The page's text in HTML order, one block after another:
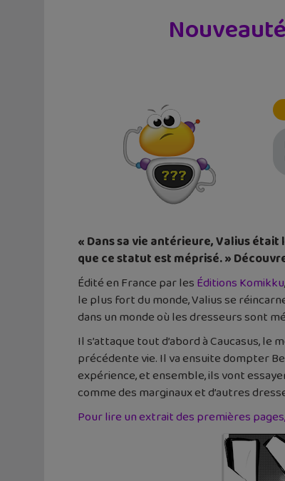
« Dans sa vie antérieure, Valius
que ce statut est méprisé. »
Édité en France par lesÉditions Komikku
le plus fort du monde, Valius se
dans un monde où les dresseurs sont
Il s’attaque tout d’abord à Caucasus,
précédente vie. Il va ensuite dompter
expérience, et ensemble, ils vont
comme des marginaux et d’autres
Pour lire un extrait des premières